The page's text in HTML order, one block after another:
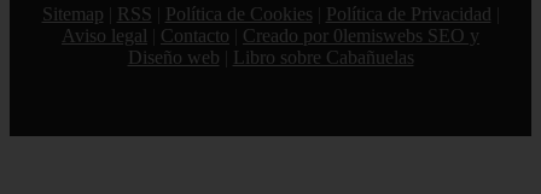
Sitemap
RSS Política de Cookies Política de Privacidad
Aviso legal
Contacto
Creado por 0lemiswebs SEO y
Diseño web
Libro sobre Cabañuelas